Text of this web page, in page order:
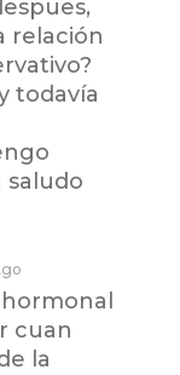
relación
todavía
saludo
cuan
la